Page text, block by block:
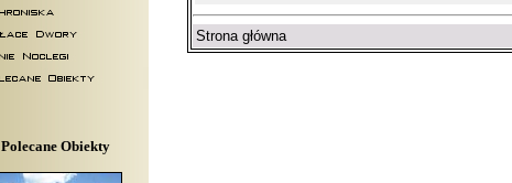
Polecane Obiekty
Strona główna